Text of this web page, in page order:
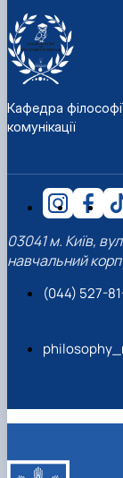
Кафедра
комунікації
03041 м. Київ,
навчальний
(044) 527-